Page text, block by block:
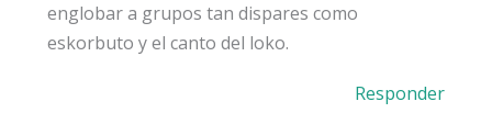
englobar a grupos tan dispares como
eskorbuto y el canto del loko.
Responder